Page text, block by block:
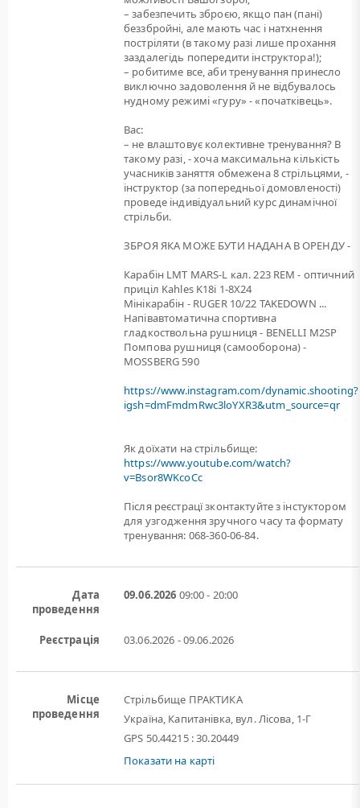
– забезпечить зброєю, якщо пан (пані)
беззбройні, але мають час і натхнення
постріляти (в такому разі лише прохання
заздалегідь попередити інструктора!);
– робитиме все, аби тренування принесло
виключно задоволення й не відбувалось
нудному режимі «гуру» - «початківець».
Вас:
– не влаштовує колективне тренування? В
такому разі, - хоча максимальна кількість
учасників заняття обмежена 8 стрільцями, -
інструктор (за попередньої домовленості)
проведе індивідуальний курс динамічної
стрільби.
ЗБРОЯ ЯКА МОЖЕ БУТИ НАДАНА В ОРЕНДУ -
Карабін LMT MARS-L кал. 223 REM - оптичний
приціл Kahles K18i 1-8X24
Мінікарабін - RUGER 10/22 TAKEDOWN ...
Напівавтоматична спортивна
гладкоствольна рушниця - BENELLI M2SP
Помпова рушниця (самооборона) -
MOSSBERG 590
https://www.instagram.com/dynamic.shooting?
igsh=dmFmdmRwc3loYXR3&utm_source=qr
Як доїхати на стрільбище:
https://www.youtube.com/watch?
v=Bsor8WKcoCc
Після реєстрацї зконтактуйте з інстуктором
для узгодження зручного часу та формату
тренування: 068-360-06-84.
Дата
проведення
09.06.2026 09:00 - 20:00
Реєстрація 03.06.2026 - 09.06.2026
Місце
проведення
Стрільбище ПРАКТИКА
Україна, Капитанівка, вул. Лісова, 1-Г
GPS 50.44215 : 30.20449
Показати на карті